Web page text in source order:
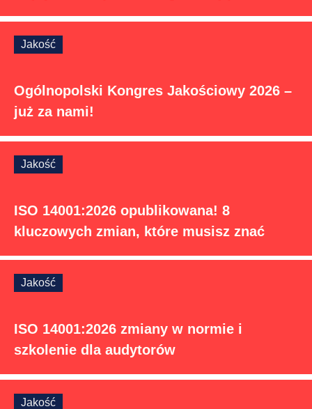
Jakość
Ogólnopolski Kongres Jakościowy 2026 –
już za nami!
Jakość
ISO 14001:2026 opublikowana! 8
kluczowych zmian, które musisz znać
Jakość
ISO 14001:2026 zmiany w normie i
szkolenie dla audytorów
Jakość